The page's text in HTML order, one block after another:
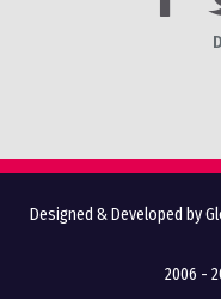
Designed & Developed by
2006 -